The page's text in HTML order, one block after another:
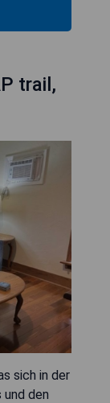
trail,
sich in der
und den